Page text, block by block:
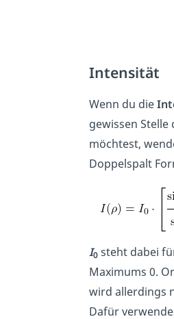
Intensität
Wenn du die
gewissen
möchtest,
Doppelspalt
I0 steht dabei
Maximums 0.
wird allerdings
Dafür